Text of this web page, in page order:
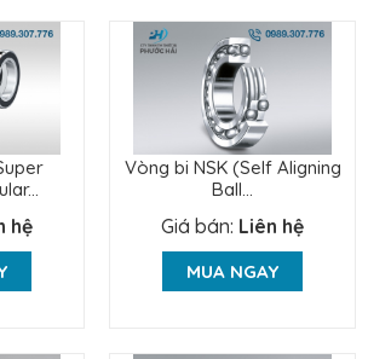
hệ
Vòng bi NSK (Self Aligning
Ball...
Giá bán: Liên hệ
MUA NGAY